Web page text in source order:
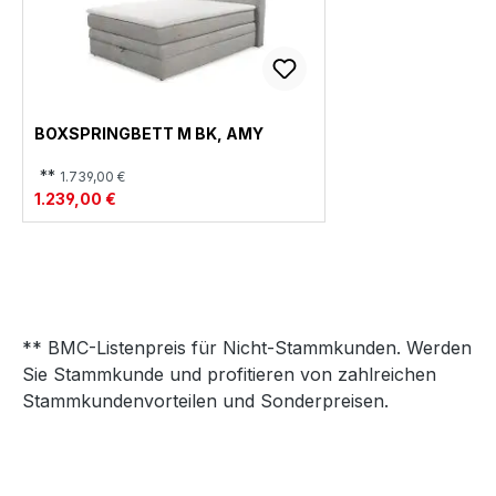
BOXSPRINGBETT M BK, AMY
** 1.739,00 €
1.239,00 €
** BMC-Listenpreis für Nicht-Stammkunden. Werden
Sie Stammkunde und profitieren von zahlreichen
Stammkundenvorteilen und Sonderpreisen.